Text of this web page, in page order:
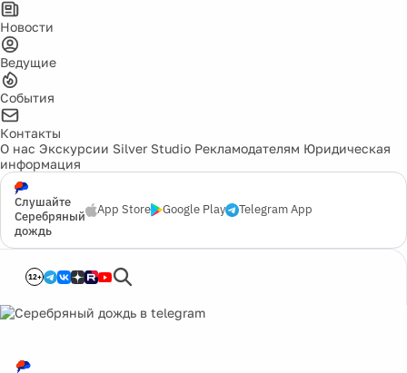
Новости
Ведущие
События
Контакты
О нас Экскурсии Silver Studio Рекламодателям Юридическая
информация
Слушайте
Серебряный
дождь
App Store Google Play Telegram App
12+